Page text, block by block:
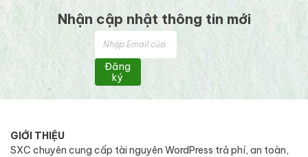
Nhận cập nhật thông tin mới
Đăng
ký
GIỚI THIỆU
SXC chuyên cung cấp tài nguyên WordPress trả phí, an toàn,